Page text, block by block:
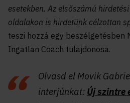
esetekben. Az elsőszámú
oldalakon is hirdetünk célzottan
teszi hozzá egy beszélgetésben
Ingatlan Coach tulajdonosa.
Olvasd el Movik
interjúnkat: Új szintre